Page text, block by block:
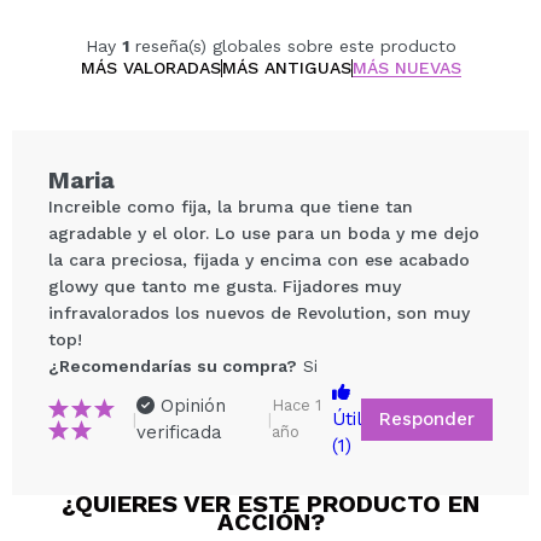
Hay 1reseña(s) globales sobre este producto
MÁS VALORADASMÁS ANTIGUASMÁS NUEVAS
Compartir un vídeo o una foto
Tu vídeo podría ser el primero. Imagínatelo...
¿Recomendarías su compra? Si No
Maria
Increible como fija, la bruma que tiene tan
agradable y el olor. Lo use para un boda y me dejo
la cara preciosa, fijada y encima con ese acabado
glowy que tanto me gusta. Fijadores muy
infravalorados los nuevos de Revolution, son muy
top!
¿Recomendarías su compra? Si
|
Opinión
verificada
|
Hace 1
año
Útil
(1)
Responder
¿QUIERES VER ESTE PRODUCTO EN
ACCIÓN?